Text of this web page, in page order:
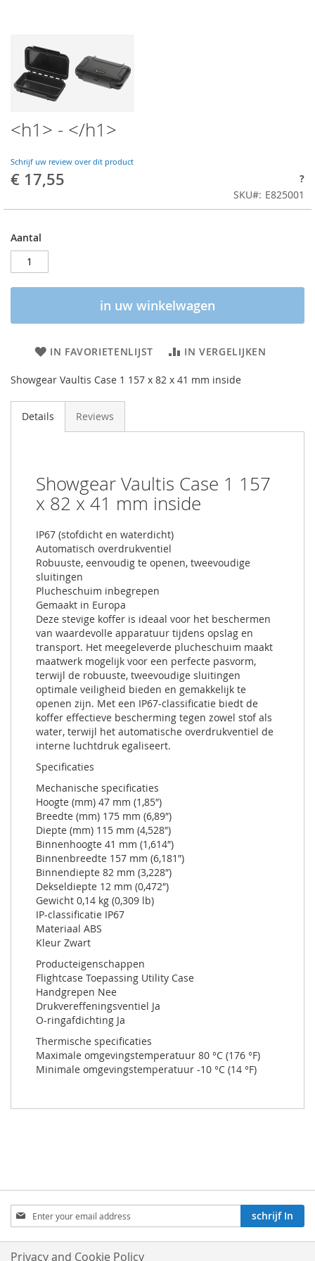
<h1> - </h1>
Schrijf uw review over dit product
€ 17,55
?
SKU
E825001
Aantal
in uw winkelwagen
IN FAVORIETENLIJST IN VERGELIJKEN
Showgear Vaultis Case 1 157 x 82 x 41 mm inside
Details Reviews
Showgear Vaultis Case 1 157
x 82 x 41 mm inside
IP67 (stofdicht en waterdicht)
Automatisch overdrukventiel
Robuuste, eenvoudig te openen, tweevoudige
sluitingen
Plucheschuim inbegrepen
Gemaakt in Europa
Deze stevige koffer is ideaal voor het beschermen
van waardevolle apparatuur tijdens opslag en
transport. Het meegeleverde plucheschuim maakt
maatwerk mogelijk voor een perfecte pasvorm,
terwijl de robuuste, tweevoudige sluitingen
optimale veiligheid bieden en gemakkelijk te
openen zijn. Met een IP67-classificatie biedt de
koffer effectieve bescherming tegen zowel stof als
water, terwijl het automatische overdrukventiel de
interne luchtdruk egaliseert.
Specificaties
Mechanische specificaties
Hoogte (mm) 47 mm (1,85″)
Breedte (mm) 175 mm (6,89″)
Diepte (mm) 115 mm (4,528″)
Binnenhoogte 41 mm (1,614″)
Binnenbreedte 157 mm (6,181″)
Binnendiepte 82 mm (3,228″)
Dekseldiepte 12 mm (0,472″)
Gewicht 0,14 kg (0,309 lb)
IP-classificatie IP67
Materiaal ABS
Kleur Zwart
Producteigenschappen
Flightcase Toepassing Utility Case
Handgrepen Nee
Drukvereffeningsventiel Ja
O-ringafdichting Ja
Thermische specificaties
Maximale omgevingstemperatuur 80 °C (176 °F)
Minimale omgevingstemperatuur -10 °C (14 °F)
Aboneren
op
onze
nieuwsbrief:
schrijf In
Privacy and Cookie Policy